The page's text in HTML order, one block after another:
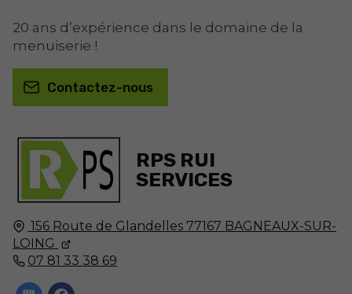
RPS RUI
SERVICES
156 Route de Glandelles 77167 BAGNEAUX-SUR-
LOING
07 81 33 38 69
20 ans d’expérience dans le domaine de la
menuiserie !
Contactez-nous